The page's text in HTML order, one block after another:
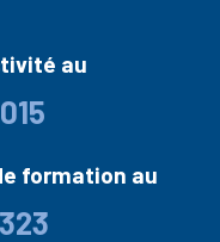
au
formation au